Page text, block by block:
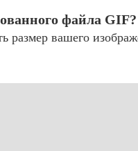
файла GIF?
размер вашего